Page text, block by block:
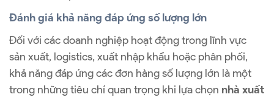
Đánh giá khả năng đáp ứng số lượng lớn
Đối với các doanh nghiệp hoạt động trong lĩnh vực
sản xuất, logistics, xuất nhập khẩu hoặc phân phối,
khả năng đáp ứng các đơn hàng số lượng lớn là một
trong những tiêu chí quan trọng khi lựa chọn nhà xuất